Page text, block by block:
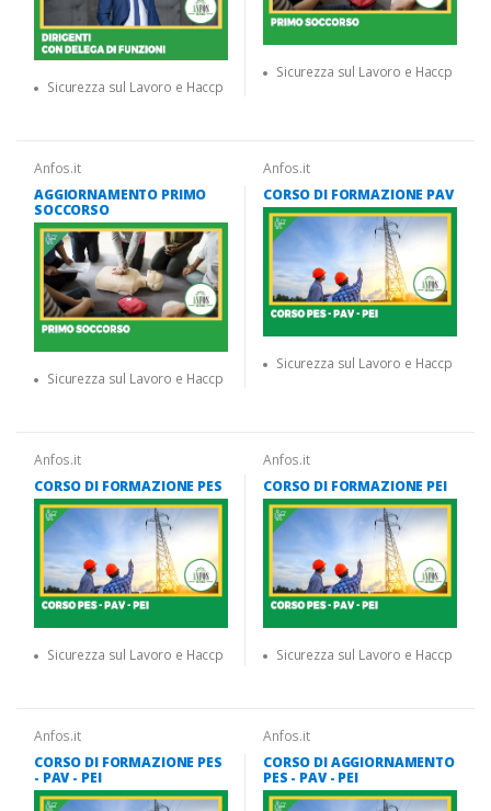
Sicurezza sul Lavoro e Haccp
Sicurezza sul Lavoro e Haccp
Anfos.it
AGGIORNAMENTO PRIMO
SOCCORSO
Sicurezza sul Lavoro e Haccp
Anfos.it
CORSO DI FORMAZIONE PAV
Sicurezza sul Lavoro e Haccp
Anfos.it
CORSO DI FORMAZIONE PES
Sicurezza sul Lavoro e Haccp
Anfos.it
CORSO DI FORMAZIONE PEI
Sicurezza sul Lavoro e Haccp
Anfos.it
CORSO DI FORMAZIONE PES
- PAV - PEI
Anfos.it
CORSO DI AGGIORNAMENTO
PES - PAV - PEI